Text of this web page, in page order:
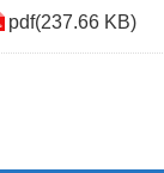
pdf(237.66 KB)